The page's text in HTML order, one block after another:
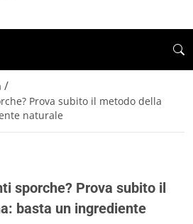
/
Prova subito il metodo della
naturale
sporche? Prova subito il
basta un ingrediente